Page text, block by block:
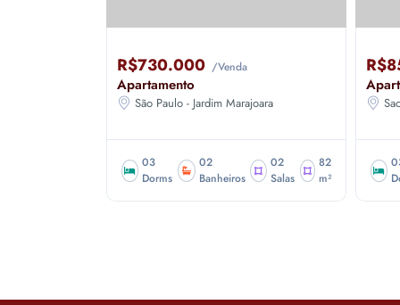
R$730.000 /Venda
Apartamento
São Paulo - Jardim Marajoara
03
Dorms
02
Banheiros
02
Salas
82
m²